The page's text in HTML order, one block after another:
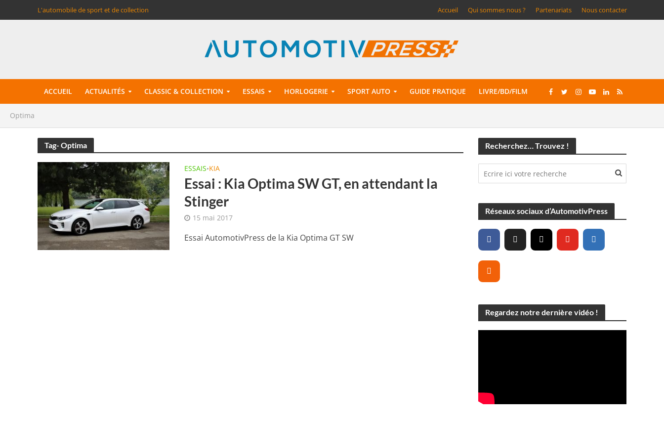
L'automobile de sport et de collection Accueil Qui sommes nous ? Partenariats Nous contacter
ACCUEIL ACTUALITÉS CLASSIC & COLLECTION ESSAIS HORLOGERIE SPORT AUTO GUIDE PRATIQUE LIVRE/BD/FILM
Optima
Tag- Optima
ESSAIS•KIA
Essai : Kia Optima SW GT, en attendant la
Stinger
15 mai 2017
Essai AutomotivPress de la Kia Optima GT SW
Recherchez… Trouvez !
Réseaux sociaux d’AutomotivPress
Regardez notre dernière vidéo !